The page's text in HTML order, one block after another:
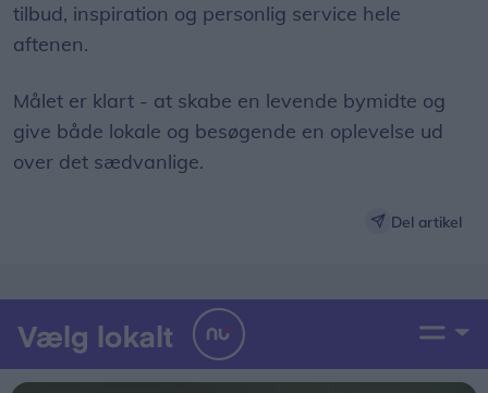
tilbud, inspiration og personlig service hele
aftenen.
Målet er klart - at skabe en levende bymidte og
give både lokale og besøgende en oplevelse ud
over det sædvanlige.
Del artikel